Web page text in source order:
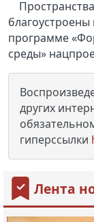
программе
среды»
других
гиперссылки
Лента